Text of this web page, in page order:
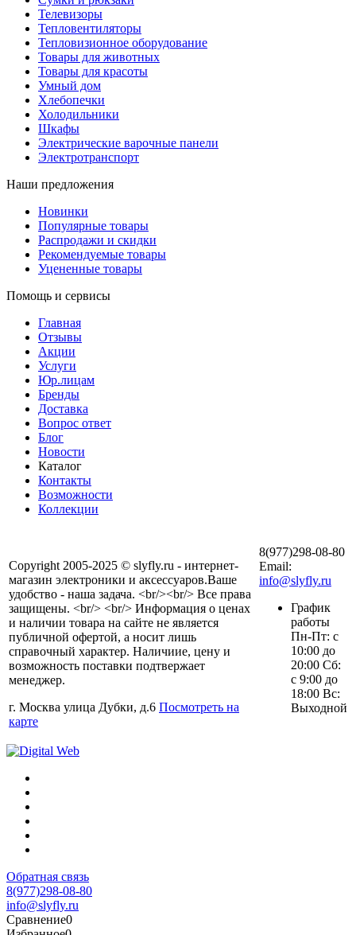
Телевизоры
Тепловентиляторы
Тепловизионное оборудование
Товары для животных
Товары для красоты
Умный дом
Хлебопечки
Холодильники
Шкафы
Электрические варочные панели
Электротранспорт
Наши предложения
Новинки
Популярные товары
Распродажи и скидки
Рекомендуемые товары
Уцененные товары
Помощь и сервисы
Главная
Отзывы
Акции
Услуги
Юр.лицам
Бренды
Доставка
Вопрос ответ
Блог
Новости
Каталог
Контакты
Возможности
Коллекции
Copyright 2005-2025 © slyfly.ru - интернет-
магазин электроники и аксессуаров.Ваше
удобство - наша задача. <br/><br/> Все права
защищены. <br/> <br/> Информация о ценах
и наличии товара на сайте не является
публичной офертой, а носит лишь
справочный характер. Наличиие, цену и
возможность поставки подтвержает
менеджер.
г. Москва улица Дубки, д.6 Посмотреть на
карте
8(977)298-08-80
Email:
info@slyfly.ru
График
работы
Пн-Пт: с
10:00 до
20:00 Сб:
с 9:00 до
18:00 Вс:
Выходной
Обратная связь
8(977)298-08-80
info@slyfly.ru
Сравнение0